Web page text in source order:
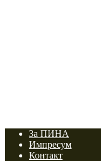
За ПИНА
Импресум
Контакт